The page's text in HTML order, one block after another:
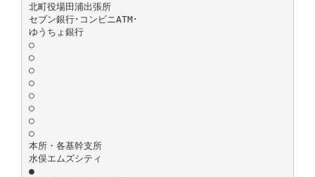
北町役場田浦出張所
セブン銀行･コンビニATM･
ゆうちょ銀行
○
○
○
○
○
○
○
○
本所・各基幹支所
水俣エムズシティ
●